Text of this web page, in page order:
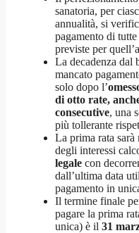
sanatoria, per
annualità, si
pagamento di tutte
previste per
La decadenza dal
mancato
solo dopo l’
di otto rate,
consecutive, una
più tollerante
La prima rata sarà
degli interessi
legale con
dall’ultima data
pagamento in
Il termine finale
pagare la prima
unica) è il 31